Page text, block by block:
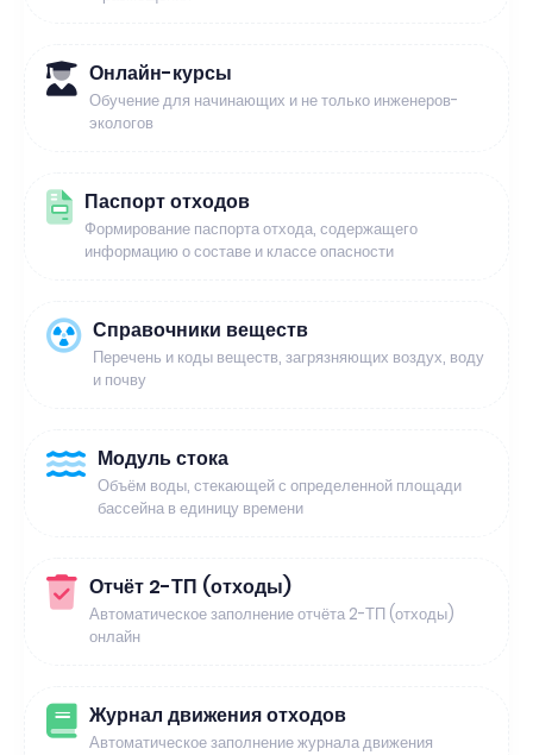
Онлайн-курсы
Обучение для начинающих и не только инженеров-
экологов
Паспорт отходов
Формирование паспорта отхода, содержащего
информацию о составе и классе опасности
Справочники веществ
Перечень и коды веществ, загрязняющих воздух, воду
и почву
Модуль стока
Объём воды, стекающей с определенной площади
бассейна в единицу времени
Отчёт 2-ТП (отходы)
Автоматическое заполнение отчёта 2-ТП (отходы)
онлайн
Журнал движения отходов
Автоматическое заполнение журнала движения